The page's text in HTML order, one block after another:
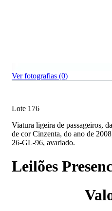
Ver fotografias (0)
Lote 176
Viatura ligeira de passageiros,
de cor Cinzenta, do ano de
26-GL-96, avariado.
Leilões